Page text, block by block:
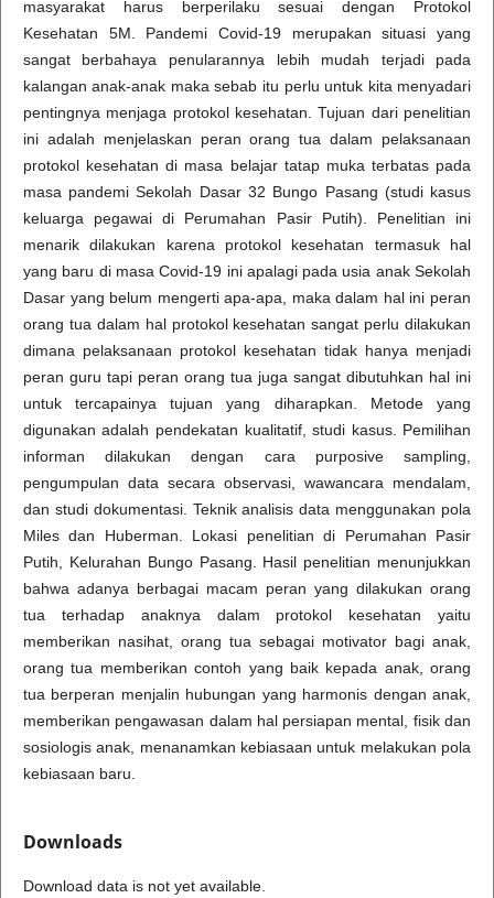
masyarakat harus berperilaku sesuai dengan Protokol
Kesehatan 5M. Pandemi Covid-19 merupakan situasi yang
sangat berbahaya penularannya lebih mudah terjadi pada
kalangan anak-anak maka sebab itu perlu untuk kita menyadari
pentingnya menjaga protokol kesehatan. Tujuan dari penelitian
ini adalah menjelaskan peran orang tua dalam pelaksanaan
protokol kesehatan di masa belajar tatap muka terbatas pada
masa pandemi Sekolah Dasar 32 Bungo Pasang (studi kasus
keluarga pegawai di Perumahan Pasir Putih). Penelitian ini
menarik dilakukan karena protokol kesehatan termasuk hal
yang baru di masa Covid-19 ini apalagi pada usia anak Sekolah
Dasar yang belum mengerti apa-apa, maka dalam hal ini peran
orang tua dalam hal protokol kesehatan sangat perlu dilakukan
dimana pelaksanaan protokol kesehatan tidak hanya menjadi
peran guru tapi peran orang tua juga sangat dibutuhkan hal ini
untuk tercapainya tujuan yang diharapkan. Metode yang
digunakan adalah pendekatan kualitatif, studi kasus. Pemilihan
informan dilakukan dengan cara purposive sampling,
pengumpulan data secara observasi, wawancara mendalam,
dan studi dokumentasi. Teknik analisis data menggunakan pola
Miles dan Huberman. Lokasi penelitian di Perumahan Pasir
Putih, Kelurahan Bungo Pasang. Hasil penelitian menunjukkan
bahwa adanya berbagai macam peran yang dilakukan orang
tua terhadap anaknya dalam protokol kesehatan yaitu
memberikan nasihat, orang tua sebagai motivator bagi anak,
orang tua memberikan contoh yang baik kepada anak, orang
tua berperan menjalin hubungan yang harmonis dengan anak,
memberikan pengawasan dalam hal persiapan mental, fisik dan
sosiologis anak, menanamkan kebiasaan untuk melakukan pola
kebiasaan baru.
Downloads
Download data is not yet available.